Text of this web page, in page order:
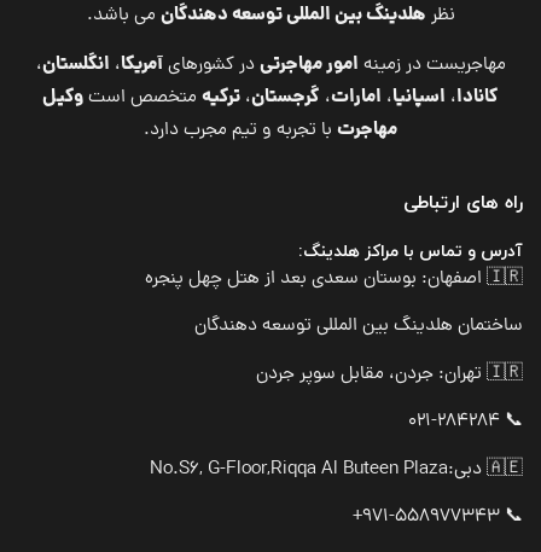
نظر هلدینگ بین المللی توسعه دهندگان می باشد.
مهاجریست در زمینه امور مهاجرتیدر کشورهایآمریکا، انگلستان،
کانادا، اسپانیا، امارات، گرجستان، ترکیه متخصص استوکیل
مهاجرت با تجربه و تیم مجرب دارد.
راه های ارتباطی
آدرس و تماس با مراکز هلدینگ:
🇮🇷 اصفهان: بوستان سعدی بعد از هتل چهل پنجره
ساختمان هلدینگ بین المللی توسعه دهندگان
🇮🇷 تهران: جردن، مقابل سوپر جردن
📞 021-284284
🇦🇪 دبی:
No.S6, G-Floor,Riqqa Al Buteen Plaza
📞 971-558977343+